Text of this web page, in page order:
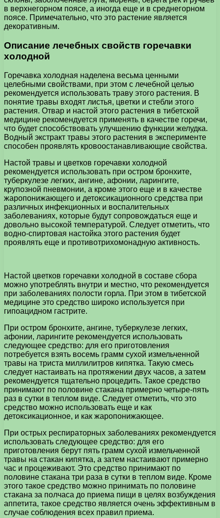
в верхнегорном поясе, а иногда еще и в среднегорном
поясе. Примечательно, что это растение является
декоративным.
Описание лечебных свойств горечавки
холодной
Горечавка холодная наделена весьма ценными
целебными свойствами, при этом с лечебной целью
рекомендуется использовать траву этого растения. В
понятие травы входят листья, цветки и стебли этого
растения. Отвар и настой этого растения в тибетской
медицине рекомендуется применять в качестве горечи,
что будет способствовать улучшению функции желудка.
Водный экстракт травы этого растения в эксперименте
способен проявлять кровоостанавливающие свойства.
Настой травы и цветков горечавки холодной
рекомендуется использовать при остром бронхите,
туберкулезе легких, ангине, афонии, ларингите,
крупозной пневмонии, а кроме этого еще и в качестве
жаропонижающего и детоксикационного средства при
различных инфекционных и воспалительных
заболеваниях, которые будут сопровождаться еще и
довольно высокой температурой. Следует отметить, что
водно-спиртовая настойка этого растения будет
проявлять еще и противотрихомонадную активность.
Настой цветков горечавки холодной в составе сбора
можно употреблять внутри и местно, что рекомендуется
при заболеваниях полости горла. При этом в тибетской
медицине это средство широко используется при
гипоацидном гастрите.
При остром бронхите, ангине, туберкулезе легких,
афонии, ларингите рекомендуется использовать
следующее средство: для его приготовления
потребуется взять восемь грамм сухой измельченной
травы на триста миллилитров кипятка. Такую смесь
следует настаивать на протяжении двух часов, а затем
рекомендуется тщательно процедить. Такое средство
принимают по половине стакана примерно четыре-пять
раз в сутки в теплом виде. Следует отметить, что это
средство можно использовать еще и как
детоксикационное, и как жаропонижающее.
При острых респираторных заболеваниях рекомендуется
использовать следующее средство: для его
приготовления берут пять грамм сухой измельченной
травы на стакан кипятка, а затем настаивают примерно
час и процеживают. Это средство принимают по
половине стакана три раза в сутки в теплом виде. Кроме
этого такое средство можно принимать по половине
стакана за полчаса до приема пищи в целях возбуждения
аппетита, такое средство является очень эффективным в
случае соблюдения всех правил приема.